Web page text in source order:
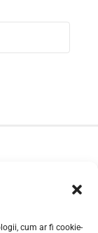
cum ar fi cookie-
–